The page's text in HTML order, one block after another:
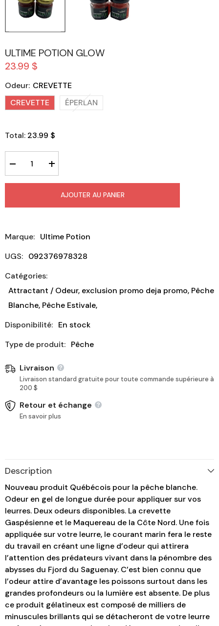
ULTIME POTION GLOW
23.99 $
Odeur: CREVETTE
CREVETTE
ÉPERLAN
Total: 23.99 $
Réduire
la
quantité
Augmenter
la
quantité
ULTIME
AJOUTER AU PANIER
Marque: Ultime Potion
UGS: 092376978328
Catégories:
Attractant / Odeur, exclusion promo deja promo, Pêche
Blanche, Pêche Estivale,
Disponibilité: En stock
Type de produit: Pêche
Livraison
Livraison standard gratuite pour toute commande supérieure à
200 $
Retour et échange
En savoir plus
Description
Nouveau produit Québécois pour la pêche blanche.
Odeur en gel de longue durée pour appliquer sur vos
leurres. Deux odeurs disponibles. La crevette
Gaspésienne et le Maquereau de la Côte Nord. Une fois
appliquée sur votre leurre, le courant marin fera le reste
du travail en créant une ligne d’odeur qui attirera
l’attention des prédateurs vivant dans la pénombre des
abysses du Fjord du Saguenay. C’est bien connu que
l’odeur attire d’avantage les poissons surtout dans les
grandes profondeurs ou la lumière est absente. De plus
ce produit gélatineux est composé de milliers de
minuscules brillants qui se détacheront de votre leurre